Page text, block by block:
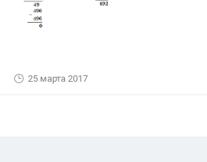
25 марта 2017